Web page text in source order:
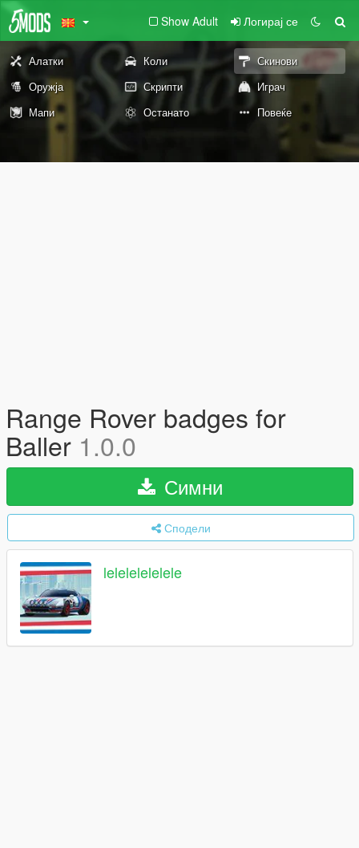
Show Adult Логирај се
Алатки Коли
Скинови
Оружја
Скрипти
Играч
Мапи
Останато Повеќе
Range Rover badges for
Baller 1.0.0
Симни
Сподели
lelelelelelele